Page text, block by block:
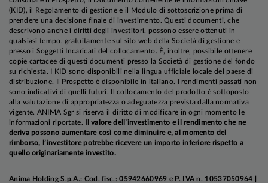
(KID), il Regolamento di gestione e il Modulo di sottoscrizione prima di
prendere una decisione finale di investimento. Questi documenti, che
descrivono anche i diritti degli investitori, possono essere ottenuti in
qualsiasi tempo, gratuitamente sul sito web della Società di gestione e
presso i Soggetti Incaricati del collocamento. È, inoltre, possibile ottenere
copie cartacee di questi documenti presso la Società di gestione del fondo
su richiesta. I KID sono disponibili nella lingua ufficiale locale del paese di
distribuzione. Il Prospetto è disponibile in italiano. I rendimenti passati non
sono indicativi di quelli futuri. Il collocamento del prodotto è sottoposto
alla valutazione di appropriatezza o adeguatezza prevista dalla normativa
vigente. ANIMA Sgr si riserva il diritto di modificare in ogni momento le
informazioni riportate.
Il valore dell’investimento e il rendimento che ne
deriva possono aumentare così come diminuire e, al momento del
rimborso, l’investitore potrebbe ricevere un importo inferiore rispetto a
quello originariamente investito.
Anima Holding S.p.A.: Cod. fisc.: 05942660969 e P. IVA n. 10537050964 |